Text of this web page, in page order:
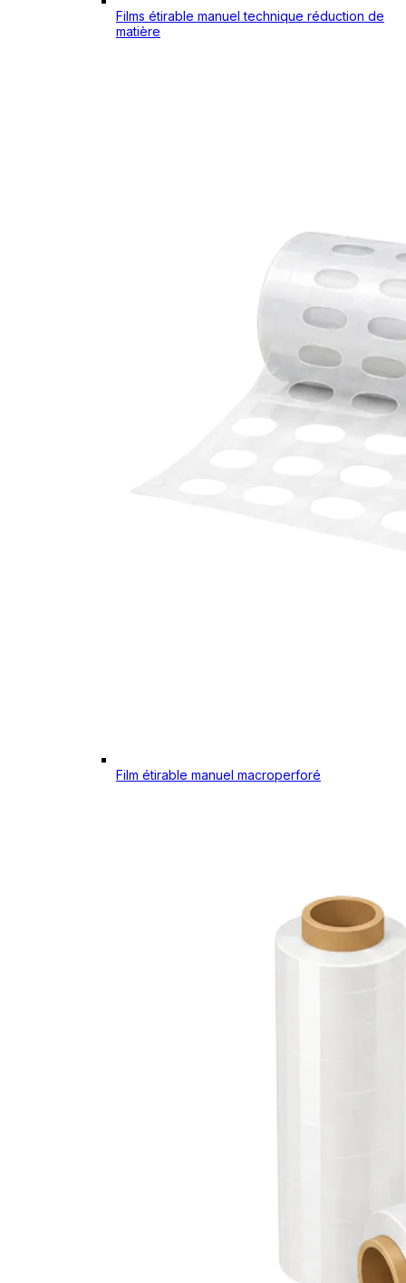
Films étirable manuel technique réduction de
matière
Film étirable manuel macroperforé